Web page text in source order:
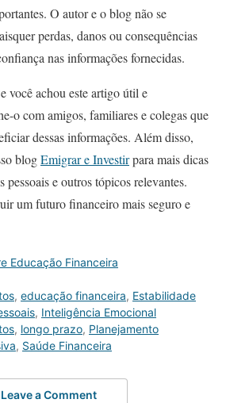
O autor e o blog não se
perdas, danos ou consequências
nas informações fornecidas.
você achou este artigo útil e
o com amigos, familiares e colegas que
dessas informações. Além disso,
blogEmigrar e Investirpara mais dicas
pessoais e outros tópicos relevantes.
um futuro financeiro mais seguro e
Educação Financeira
, educação financeira, Estabilidade
, Inteligência Emocional
, longo prazo, Planejamento
, Saúde Financeira
Leave a Comment